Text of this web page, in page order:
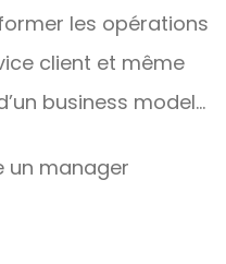
les opérations
client et même
business model…
un manager